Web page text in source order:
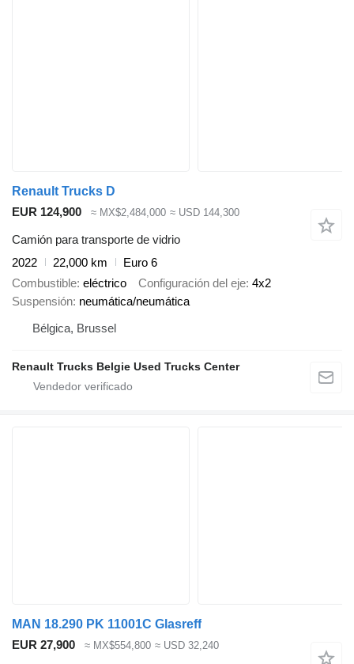
Renault Trucks D
EUR 124,900
≈ MX$2,484,000 ≈ USD 144,300
Camión para transporte de vidrio
2022
22,000 km
Euro 6
Combustible eléctrico Configuración del eje 4x2
Suspensión neumática/neumática
Bélgica, Brussel
Renault Trucks Belgie Used Trucks Center
MAN 18.290 PK 11001C Glasreff
EUR 27,900
≈ MX$554,800 ≈ USD 32,240